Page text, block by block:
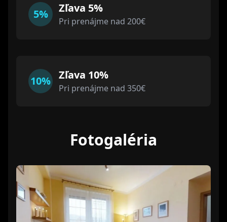
5% Zľava 5%
Pri prenájme nad 200€
10% Zľava 10%
Pri prenájme nad 350€
Fotogaléria